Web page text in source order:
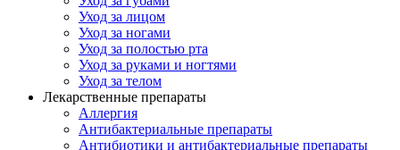
Уход за лицом
Уход за ногами
Уход за полостью рта
Уход за руками и ногтями
Уход за телом
Лекарственные препараты
Аллергия
Антибактериальные препараты
Антибиотики и антибактериальные препараты